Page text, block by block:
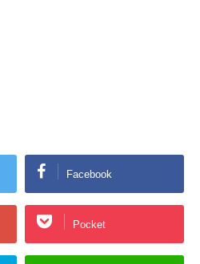
Facebook
Pocket